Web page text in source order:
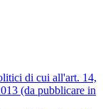
di cui all'art. 14,
(da pubblicare in